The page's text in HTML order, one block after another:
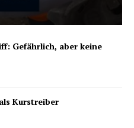
Gefährlich, aber keine
Kurstreiber